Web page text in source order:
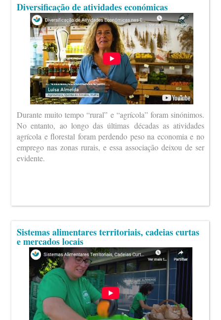
Diversificação de atividades económicas
Durante muito tempo “rural” e “agrícola” foram sinónimos.
No entanto, ao longo das últimas décadas as atividades
agrícola e florestal foram perdendo peso na economia e no
emprego nas zonas rurais, e essa associação deixou de ser
evidente.
Sistemas alimentares territoriais, cadeias curtas
e mercados locais